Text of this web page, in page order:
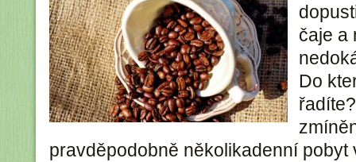
čaje a
Do
pravděpodobně několikadenní